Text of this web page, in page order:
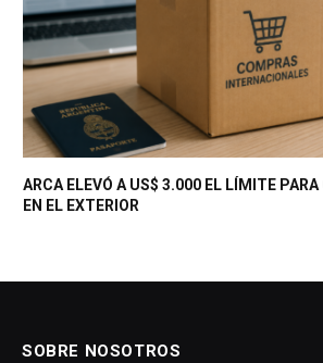
ARCA ELEVÓ A US$ 3.000 EL LÍMITE
EN EL EXTERIOR
SOBRE NOSOTROS